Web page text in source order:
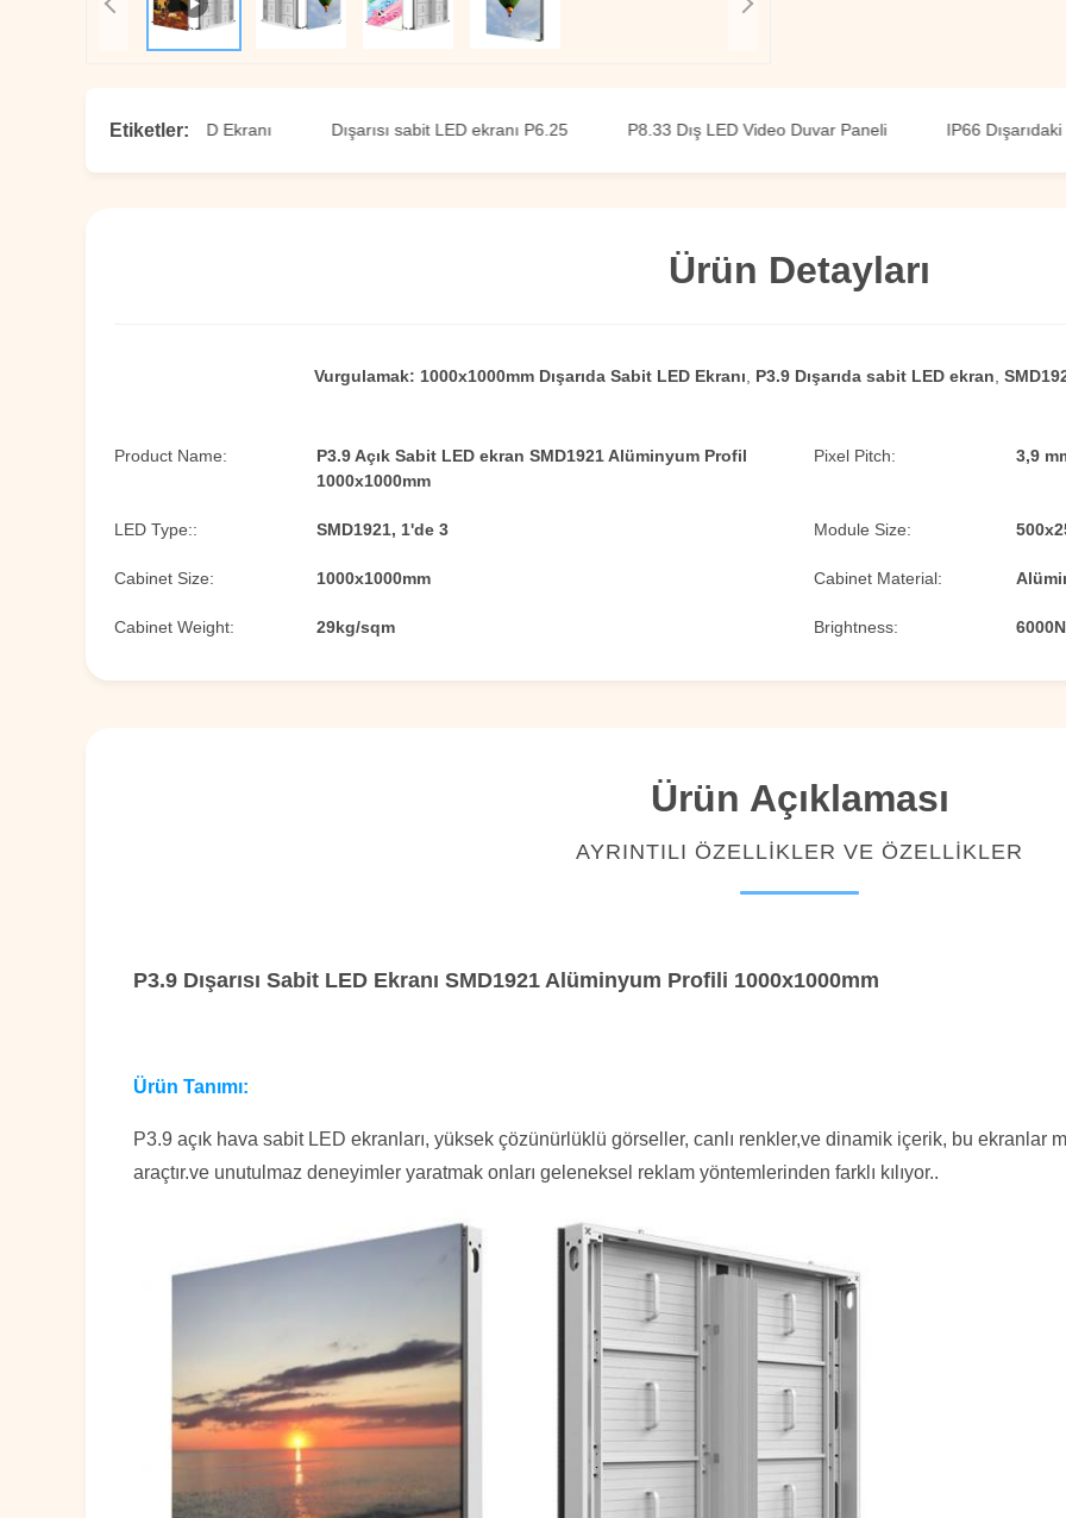
Etiketler:
Dışarıdaki Sabit LED Ekranı Dışarısı sabit LED ekranı P6.25 P8.33 Dış LED Video Duvar Paneli IP66 Dışarıdaki Sabit
Ürün Detayları
Vurgulamak: 1000x1000mm Dışarıda Sabit LED Ekranı P3.9 Dışarıda sabit LED ekran
Product Name:
P3.9 Açık Sabit LED ekran SMD1921 Alüminyum Profil
1000x1000mm
Pixel Pitch: 3,9
LED Type:: SMD1921, 1'de 3 Module Size:
Cabinet Size: 1000x1000mm Cabinet Material:
Cabinet Weight: 29kg/sqm Brightness:
Ürün Açıklaması
AYRINTILI ÖZELLIKLER VE ÖZELLIKLER
P3.9 Dışarısı Sabit LED Ekranı SMD1921 Alüminyum Profili 1000x1000mm
Ürün Tanımı:
P3.9 açık hava sabit LED ekranları, yüksek çözünürlüklü görseller, canlı renkler,ve dinamik içerik, bu ekranlar
araçtır.ve unutulmaz deneyimler yaratmak onları geleneksel reklam yöntemlerinden farklı kılıyor..